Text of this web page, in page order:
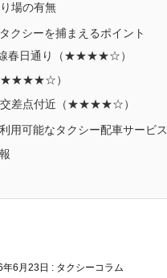
場の有無
クシーを捕まえるポイント
線春日通り（★★★★☆）
★★★★☆）
交差点付近（★★★★☆）
用可能なタクシー配車サービス
年6月23日 : タクシーコラム